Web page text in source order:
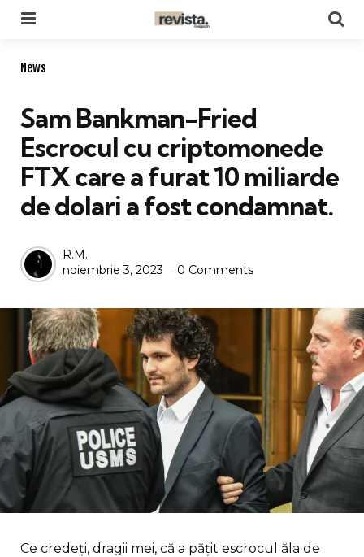
Categories
News
Sam Bankman-Fried
Escrocul cu criptomonede
FTX care a furat 10 miliarde
de dolari a fost condamnat.
Posted
by
R.M.
noiembrie 3, 2023
0 Comments
Ce credeți, dragii mei, că a pățit escrocul ăla de